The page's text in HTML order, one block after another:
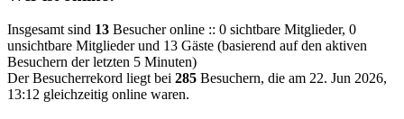
Insgesamt sind 13 Besucher online :: 0 sichtbare Mitglieder, 0
unsichtbare Mitglieder und 13 Gäste (basierend auf den aktiven
Besuchern der letzten 5 Minuten)
Der Besucherrekord liegt bei 285 Besuchern, die am 22. Jun 2026,
13:12 gleichzeitig online waren.